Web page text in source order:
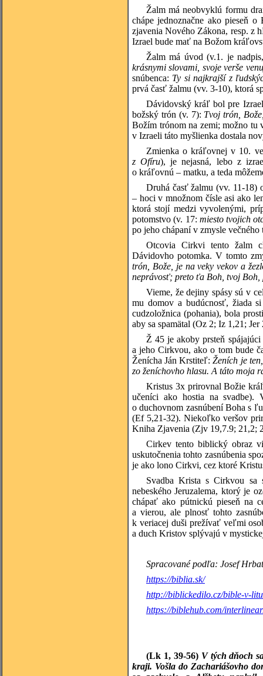
Žalm má neobvyklú formu
chápe jednoznačne ako pieseň
zjavenia Nového Zákona, resp. z
Izrael bude mať na Božom
Žalm má úvod (v.1. je
krásnymi slovami, svoje verše
snúbenca: Ty si najkrajší z
prvá časť žalmu (vv. 3-10), ktorá
Dávidovský kráľ bol pre
božský trón (v. 7): Tvoj trón,
Božím trónom na zemi; možno
v Izraeli táto myšlienka dostala
Zmienka o kráľovnej v 10.
z Ofíru), je nejasná, lebo z
o kráľovnú – matku, a teda
Druhá časť žalmu (vv. 11-18)
– hoci v množnom čísle asi ako
ktorá stojí medzi vyvolenými,
potomstvo (v. 17: miesto tvojich
po jeho chápaní v zmysle
Otcovia Cirkvi tento žalm
Dávidovho potomka. V tomto
trón, Bože, je na veky vekov a
neprávosť; preto ťa Boh, tvoj
Vieme, že dejiny spásy sú v
mu domov a budúcnosť, žiada
cudzoložnica (pohania), bola
aby sa spamätal (Oz 2; Iz 1,21;
Ž 45 je akoby prsteň
a jeho Cirkvou, ako o tom bude
Ženícha Ján Krstiteľ:Ženích je
zo ženíchovho hlasu. A táto moja
Kristus 3x prirovnal Božie
učeníci ako hostia na svadbe).
o duchovnom zasnúbení Boha s
(Ef 5,21-32). Niekoľko veršov
Kniha Zjavenia (Zjv 19,7.9; 21,2;
Cirkev tento biblický obraz
uskutočnenia tohto zasnúbenia
je ako lono Cirkvi, cez ktoré
Svadba Krista s Cirkvou sa
nebeského Jeruzalema, ktorý je
chápať ako pútnickú pieseň na
a vierou, ale plnosť tohto
k veriacej duši prežívať veľmi
a duch Kristov splývajú v
Spracované podľa: Josef
https://biblia.sk/
http://biblickedilo.cz/bible-v-
https://biblehub.com/
(Lk 1, 39-56) V tých dňoch
kraji. Vošla do Zachariášovho